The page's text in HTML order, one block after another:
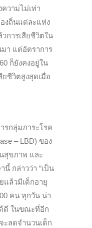
วามไม่เท่า
งถิ่นแต่ละแห่ง
การเสียชีวิตใน
มา แต่อัตราการ
ก็ยังคงอยู่ใน
ยชีวิตสูงสุดเมื่อ
รกลุ่มภาระโรค
– LBD) ของ
สุขภาพ และ
นี้ กล่าวว่า “เป็น
แล้วมีเด็กอายุ
คน ทุกวัน น่า
ดี ในขณะที่อีก
ลดจำนวนเด็ก